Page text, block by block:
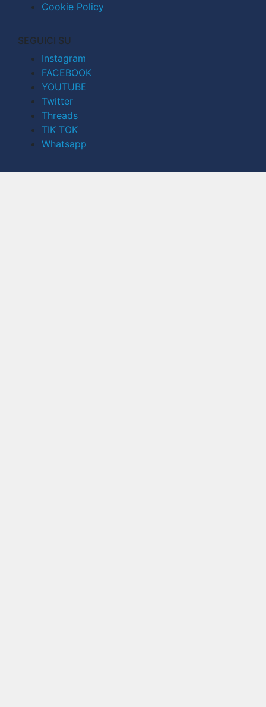
Cookie Policy
SEGUICI SU
Instagram
FACEBOOK
YOUTUBE
Twitter
Threads
TIK TOK
Whatsapp